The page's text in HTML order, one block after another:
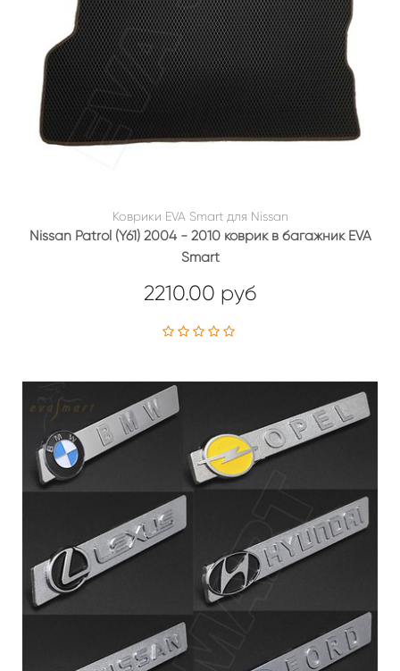
Коврики EVA Smart для Nissan
Nissan Patrol (Y61) 2004 - 2010 коврик в багажник EVA
Smart
2210.00 руб